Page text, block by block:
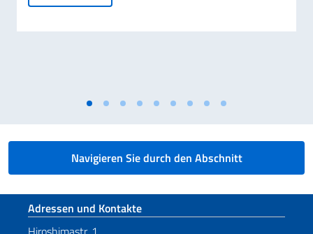
Navigieren Sie durch den Abschnitt
Fußbereich
Adressen und Kontakte